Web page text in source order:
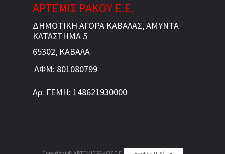
ΑΡΤΕΜΙΣ ΡΑΚΟΥ Ε.Ε.
ΔΗΜΟΤΙΚΗ ΑΓΟΡΑ ΚΑΒΑΛΑΣ, ΑΜΥΝΤΑ
ΚΑΤΑΣΤΗΜΑ 5
65302, ΚΑΒΑΛΑ
ΑΦΜ: 801080799
Αρ. ΓΕΜΗ: 148621930000